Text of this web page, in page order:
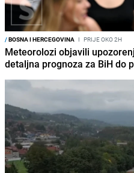
/BOSNA I HERCEGOVINA I PRIJE OKO 2H
Meteorolozi objavili
detaljna prognoza za BiH do